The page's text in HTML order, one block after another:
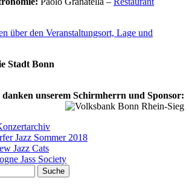
über den Veranstaltungsort, Lage und
Stadt Bonn
unserem Schirmherrn und Sponsor:
Jazz Sommer 2018
Jazz Cats
Jass Society